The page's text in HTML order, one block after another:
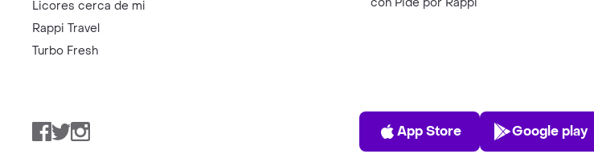
Licores cerca de mi
Rappi Travel
Turbo Fresh
Facebook
TwitterInstagram
App Store
App Store
Play
Google play